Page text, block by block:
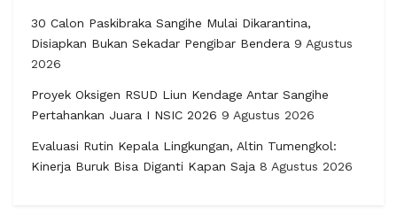
30 Calon Paskibraka Sangihe Mulai Dikarantina,
Disiapkan Bukan Sekadar Pengibar Bendera 9 Agustus
2026
Proyek Oksigen RSUD Liun Kendage Antar Sangihe
Pertahankan Juara I NSIC 2026 9 Agustus 2026
Evaluasi Rutin Kepala Lingkungan, Altin Tumengkol:
Kinerja Buruk Bisa Diganti Kapan Saja 8 Agustus 2026